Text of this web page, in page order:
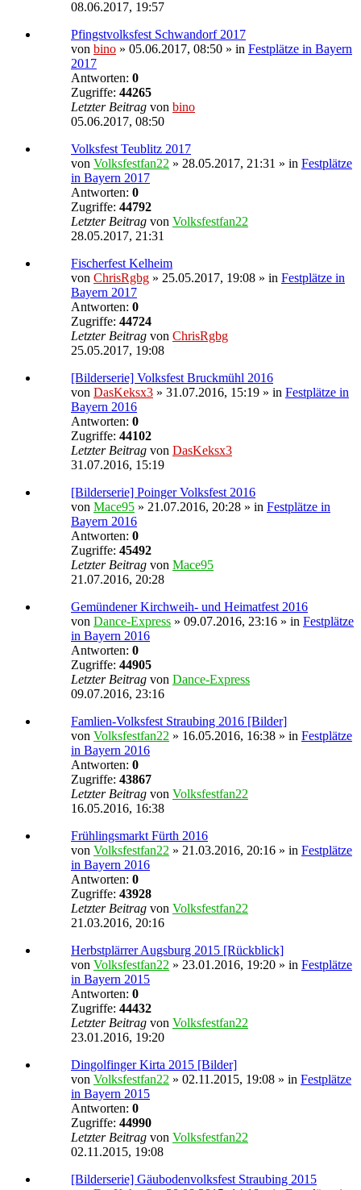
08.06.2017, 19:57
Pfingstvolksfest Schwandorf 2017
von bino » 05.06.2017, 08:50 » in Festplätze in Bayern
2017
Antworten: 0
Zugriffe: 44265
Letzter Beitrag von bino
05.06.2017, 08:50
Volksfest Teublitz 2017
von Volksfestfan22 » 28.05.2017, 21:31 » in Festplätze
in Bayern 2017
Antworten: 0
Zugriffe: 44792
Letzter Beitrag von Volksfestfan22
28.05.2017, 21:31
Fischerfest Kelheim
von ChrisRgbg » 25.05.2017, 19:08 » in Festplätze in
Bayern 2017
Antworten: 0
Zugriffe: 44724
Letzter Beitrag von ChrisRgbg
25.05.2017, 19:08
[Bilderserie] Volksfest Bruckmühl 2016
von DasKeksx3 » 31.07.2016, 15:19 » in Festplätze in
Bayern 2016
Antworten: 0
Zugriffe: 44102
Letzter Beitrag von DasKeksx3
31.07.2016, 15:19
[Bilderserie] Poinger Volksfest 2016
von Mace95 » 21.07.2016, 20:28 » in Festplätze in
Bayern 2016
Antworten: 0
Zugriffe: 45492
Letzter Beitrag von Mace95
21.07.2016, 20:28
Gemündener Kirchweih- und Heimatfest 2016
von Dance-Express » 09.07.2016, 23:16 » in Festplätze
in Bayern 2016
Antworten: 0
Zugriffe: 44905
Letzter Beitrag von Dance-Express
09.07.2016, 23:16
Famlien-Volksfest Straubing 2016 [Bilder]
von Volksfestfan22 » 16.05.2016, 16:38 » in Festplätze
in Bayern 2016
Antworten: 0
Zugriffe: 43867
Letzter Beitrag von Volksfestfan22
16.05.2016, 16:38
Frühlingsmarkt Fürth 2016
von Volksfestfan22 » 21.03.2016, 20:16 » in Festplätze
in Bayern 2016
Antworten: 0
Zugriffe: 43928
Letzter Beitrag von Volksfestfan22
21.03.2016, 20:16
Herbstplärrer Augsburg 2015 [Rückblick]
von Volksfestfan22 » 23.01.2016, 19:20 » in Festplätze
in Bayern 2015
Antworten: 0
Zugriffe: 44432
Letzter Beitrag von Volksfestfan22
23.01.2016, 19:20
Dingolfinger Kirta 2015 [Bilder]
von Volksfestfan22 » 02.11.2015, 19:08 » in Festplätze
in Bayern 2015
Antworten: 0
Zugriffe: 44990
Letzter Beitrag von Volksfestfan22
02.11.2015, 19:08
[Bilderserie] Gäubodenvolksfest Straubing 2015